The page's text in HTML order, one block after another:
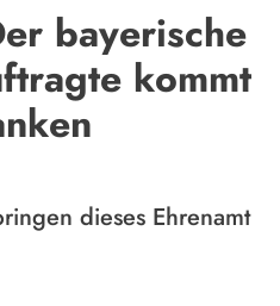
bayerische
kommt
dieses Ehrenamt